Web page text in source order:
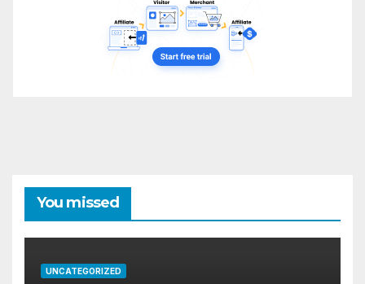
You missed
UNCATEGORIZED